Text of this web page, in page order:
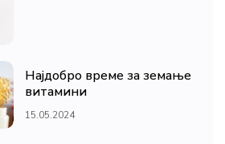
Најдобро време за земање
витамини
15.05.2024